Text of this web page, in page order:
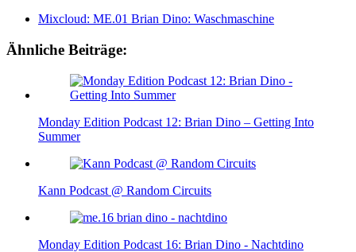
Mixcloud: ME.01 Brian Dino: Waschmaschine
Ähnliche Beiträge:
Monday Edition Podcast 12: Brian Dino – Getting Into
Summer
Kann Podcast @ Random Circuits
Monday Edition Podcast 16: Brian Dino - Nachtdino